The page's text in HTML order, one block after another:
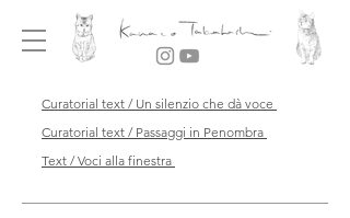
Curatorial text / Un silenzio che dà voce
Curatorial text / Passaggi in Penombra
Text / Voci alla finestra